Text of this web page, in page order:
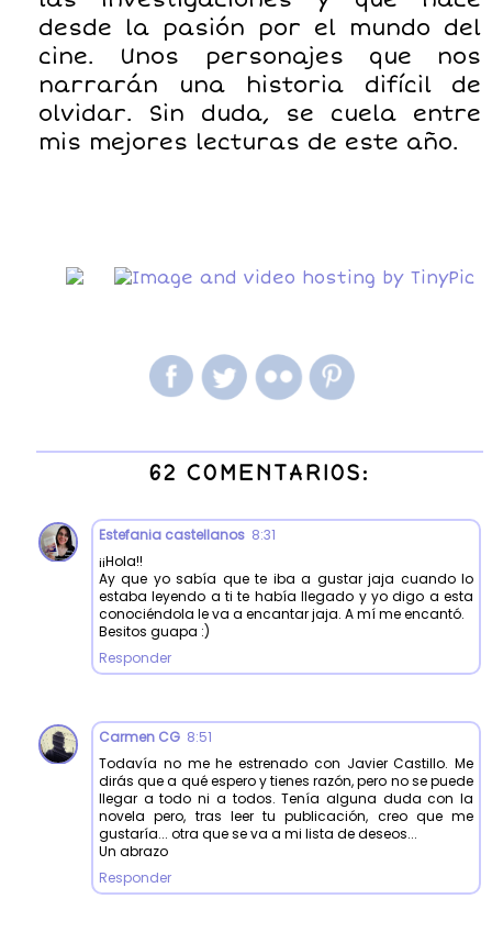
desde la pasión por el mundo del
cine. Unos personajes que nos
narrarán una historia difícil de
olvidar. Sin duda, se cuela entre
mis mejores lecturas de este año.
62 COMENTARIOS:
Estefania castellanos 8:31
¡¡Hola!!
Ay que yo sabía que te iba a gustar jaja cuando lo
estaba leyendo a ti te había llegado y yo digo a esta
conociéndola le va a encantar jaja. A mí me encantó.
Besitos guapa :)
Responder
Carmen CG 8:51
Todavía no me he estrenado con Javier Castillo. Me
dirás que a qué espero y tienes razón, pero no se puede
llegar a todo ni a todos. Tenía alguna duda con la
novela pero, tras leer tu publicación, creo que me
gustaría... otra que se va a mi lista de deseos...
Un abrazo
Responder